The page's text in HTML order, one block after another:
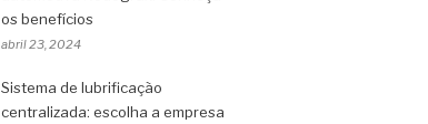
os benefícios
abril 23, 2024
Sistema de lubrificação
centralizada: escolha a empresa